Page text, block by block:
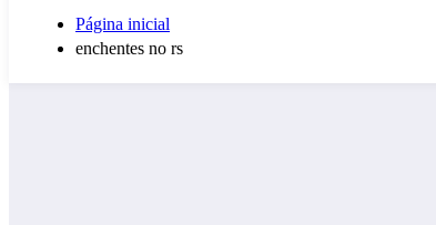
Página inicial
enchentes no rs